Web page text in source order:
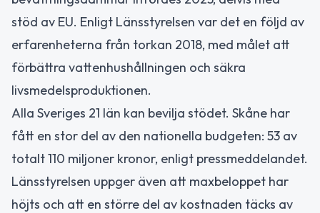
stöd av EU. Enligt Länsstyrelsen var det en följd av
erfarenheterna från torkan 2018, med målet att
förbättra vattenhushållningen och säkra
livsmedelsproduktionen.
Alla Sveriges 21 län kan bevilja stödet. Skåne har
fått en stor del av den nationella budgeten: 53 av
totalt 110 miljoner kronor, enligt pressmeddelandet.
Länsstyrelsen uppger även att maxbeloppet har
höjts och att en större del av kostnaden täcks av